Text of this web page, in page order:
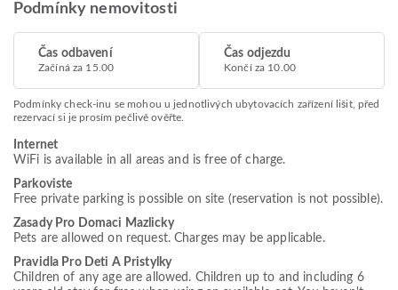
Podmínky nemovitosti
Čas odbavení
Začíná za 15.00
Čas odjezdu
Končí za 10.00
Podmínky check-inu se mohou u jednotlivých ubytovacích zařízení lišit, před
rezervací si je prosím pečlivě ověřte.
Internet
WiFi is available in all areas and is free of charge.
Parkoviste
Free private parking is possible on site (reservation is not possible).
Zasady Pro Domaci Mazlicky
Pets are allowed on request. Charges may be applicable.
Pravidla Pro Deti A Pristylky
Children of any age are allowed. Children up to and including 6